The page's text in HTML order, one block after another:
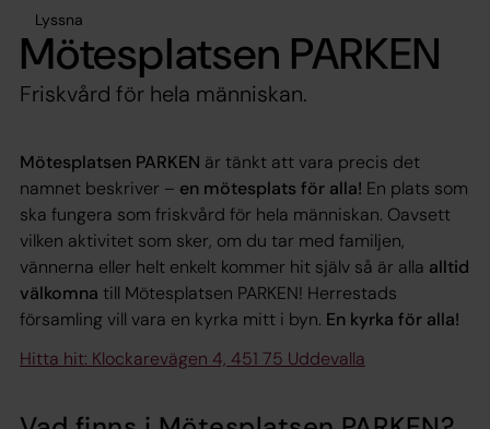
Lyssna
Mötesplatsen PARKEN
Friskvård för hela människan.
Mötesplatsen PARKEN är tänkt att vara precis det
namnet beskriver – en mötesplats för alla! En plats som
ska fungera som friskvård för hela människan. Oavsett
vilken aktivitet som sker, om du tar med familjen,
vännerna eller helt enkelt kommer hit själv så är alla alltid
välkomna till Mötesplatsen PARKEN! Herrestads
församling vill vara en kyrka mitt i byn. En kyrka för alla!
Hitta hit: Klockarevägen 4, 451 75 Uddevalla